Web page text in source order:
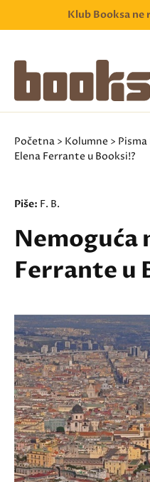
Klub Booksa ne
Početna > Kolumne >
Elena Ferrante u Booksi!?
Piše: F. B.
Nemoguća
Ferrante u